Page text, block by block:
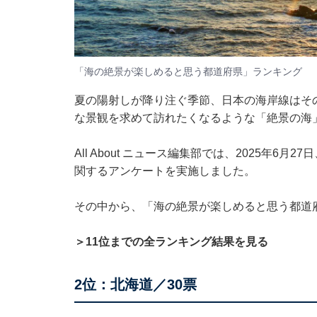
「海の絶景が楽しめると思う都道府県」ランキング
夏の陽射しが降り注ぐ季節、日本の海岸線は
な景観を求めて訪れたくなるような「絶景の
All About ニュース編集部では、2025年6月27
関するアンケートを実施しました。
その中から、「海の絶景が楽しめると思う都
＞11位までの全ランキング結果を見る
2位：北海道／30票